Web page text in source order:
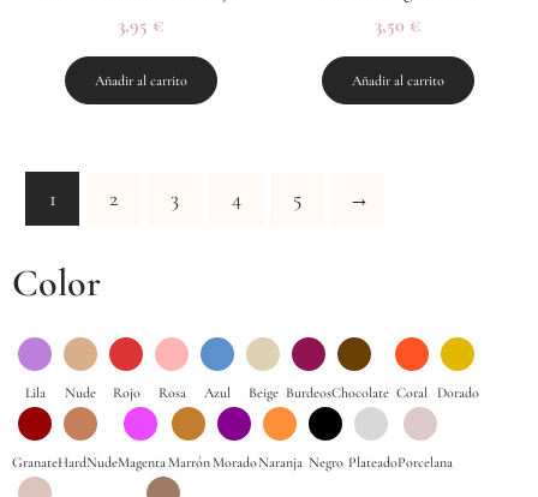
Color
3,95 €
Añadir al carrito
3,50 €
Añadir al carrito
1 2 3 4 5 →